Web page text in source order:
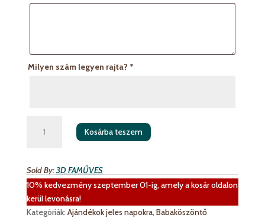
Milyen szám legyen rajta? *
autós
Kosárba teszem
Sold By:3D FAMŰVES
10% kedvezmény szeptember 01-ig, amely a kosár oldalon
kerül levonásra!
Kategóriák:Ajándékok jeles napokra,Babaköszöntő